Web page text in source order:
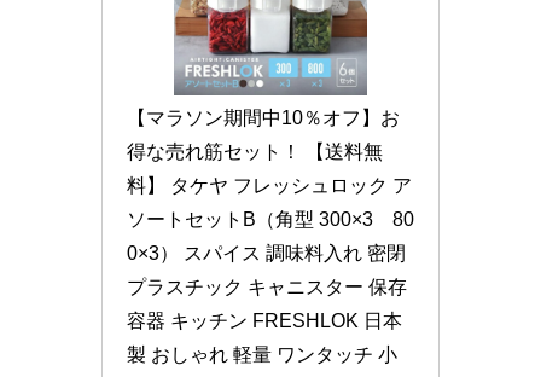
【マラソン期間中10％オフ】お
得な売れ筋セット！ 【送料無
料】 タケヤ フレッシュロック ア
ソートセットB（角型 300×3　80
0×3） スパイス 調味料入れ 密閉
プラスチック キャニスター 保存
容器 キッチン FRESHLOK 日本
製 おしゃれ 軽量 ワンタッチ 小